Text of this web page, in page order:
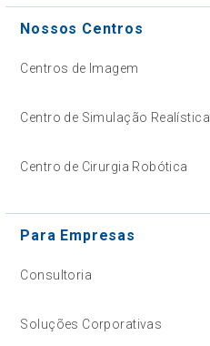
Nossos Centros
Centros de Imagem
Centro de Simulação Realística
Centro de Cirurgia Robótica
Para Empresas
Consultoria
Soluções Corporativas